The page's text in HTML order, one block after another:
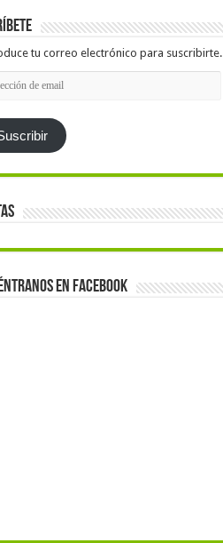
tu correo electrónico para suscribirte.
en Facebook